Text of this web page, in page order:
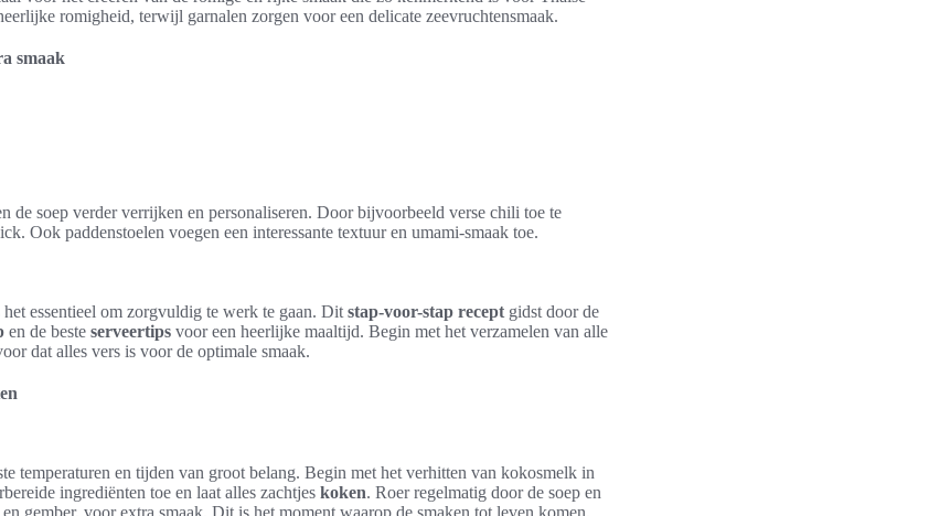
romigheid, terwijl garnalen zorgen voor een delicate zeevruchtensmaak.
smaak
de soep verder verrijken en personaliseren. Door bijvoorbeeld verse chili toe te
Ook paddenstoelen voegen een interessante textuur en umami-smaak toe.
essentieel om zorgvuldig te werk te gaan. Dit stap-voor-stap recept gidst door de
en de beste serveertips voor een heerlijke maaltijd. Begin met het verzamelen van alle
dat alles vers is voor de optimale smaak.
temperaturen en tijden van groot belang. Begin met het verhitten van kokosmelk in
ingrediënten toe en laat alles zachtjes koken. Roer regelmatig door de soep en
gember, voor extra smaak. Dit is het moment waarop de smaken tot leven komen.